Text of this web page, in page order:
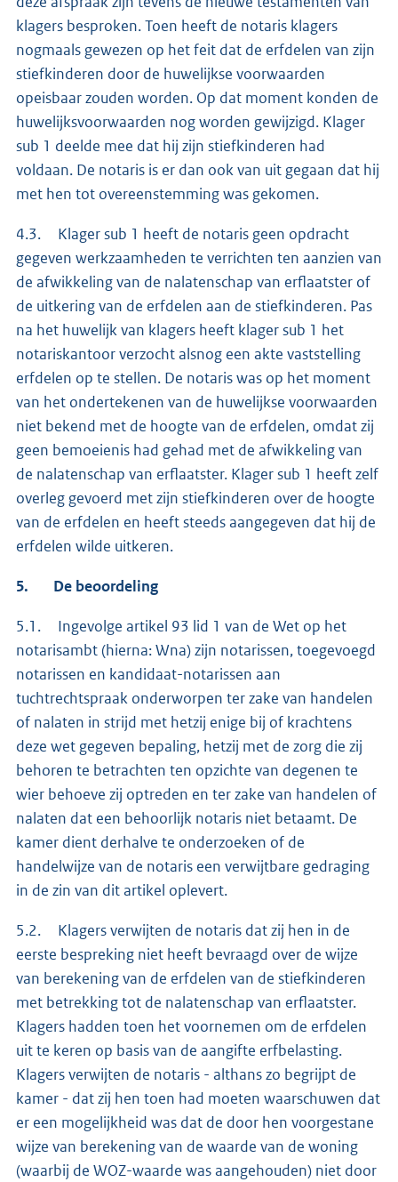
klagers besproken. Toen heeft de notaris klagers
nogmaals gewezen op het feit dat de erfdelen van zijn
stiefkinderen door de huwelijkse voorwaarden
opeisbaar zouden worden. Op dat moment konden de
huwelijksvoorwaarden nog worden gewijzigd. Klager
sub 1 deelde mee dat hij zijn stiefkinderen had
voldaan. De notaris is er dan ook van uit gegaan dat hij
met hen tot overeenstemming was gekomen.
4.3. Klager sub 1 heeft de notaris geen opdracht
gegeven werkzaamheden te verrichten ten aanzien van
de afwikkeling van de nalatenschap van erflaatster of
de uitkering van de erfdelen aan de stiefkinderen. Pas
na het huwelijk van klagers heeft klager sub 1 het
notariskantoor verzocht alsnog een akte vaststelling
erfdelen op te stellen. De notaris was op het moment
van het ondertekenen van de huwelijkse voorwaarden
niet bekend met de hoogte van de erfdelen, omdat zij
geen bemoeienis had gehad met de afwikkeling van
de nalatenschap van erflaatster. Klager sub 1 heeft zelf
overleg gevoerd met zijn stiefkinderen over de hoogte
van de erfdelen en heeft steeds aangegeven dat hij de
erfdelen wilde uitkeren.
5. De beoordeling
5.1. Ingevolge artikel 93 lid 1 van de Wet op het
notarisambt (hierna: Wna) zijn notarissen, toegevoegd
notarissen en kandidaat-notarissen aan
tuchtrechtspraak onderworpen ter zake van handelen
of nalaten in strijd met hetzij enige bij of krachtens
deze wet gegeven bepaling, hetzij met de zorg die zij
behoren te betrachten ten opzichte van degenen te
wier behoeve zij optreden en ter zake van handelen of
nalaten dat een behoorlijk notaris niet betaamt. De
kamer dient derhalve te onderzoeken of de
handelwijze van de notaris een verwijtbare gedraging
in de zin van dit artikel oplevert.
5.2. Klagers verwijten de notaris dat zij hen in de
eerste bespreking niet heeft bevraagd over de wijze
van berekening van de erfdelen van de stiefkinderen
met betrekking tot de nalatenschap van erflaatster.
Klagers hadden toen het voornemen om de erfdelen
uit te keren op basis van de aangifte erfbelasting.
Klagers verwijten de notaris - althans zo begrijpt de
kamer - dat zij hen toen had moeten waarschuwen dat
er een mogelijkheid was dat de door hen voorgestane
wijze van berekening van de waarde van de woning
(waarbij de WOZ-waarde was aangehouden) niet door